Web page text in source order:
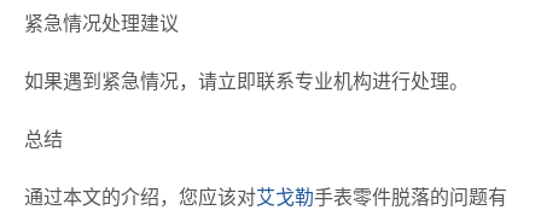
紧急情况处理建议
如果遇到紧急情况，请立即联系专业机构进行处理。
总结
通过本文的介绍，您应该对艾戈勒手表零件脱落的问题有